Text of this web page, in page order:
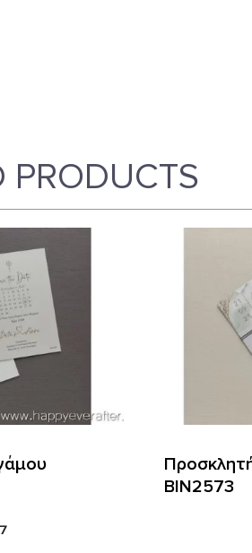
PRODUCTS
ΒΙΝ2573